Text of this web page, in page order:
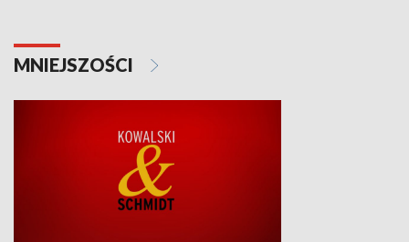
MNIEJSZOŚCI